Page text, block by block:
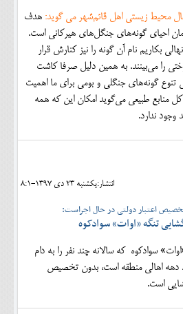
محیط زیستی اهل قائم‌شهر می گوید: هدف
احیای گونه‌های جنگل‌های هیرکانی است.
بکاریم نام آن گونه را نیز کنارش قرار
را می‌بینند. به همین دلیل صرفا کاشت
تنوع گونه‌های جنگلی و بومی برای ما اهمیت
کل منابع طبیعی می‌گوید امکان این که همه
وجود ندارد.
انتشار:يکشنبه 23 دی 1397-8:1
اعتبار دولتی در حال اجراست:
تنگه «اوات» سوادکوه
سوادکوه که سالانه چند نفر را به دام
اهالی منطقه است، بدون تخصیص
است.